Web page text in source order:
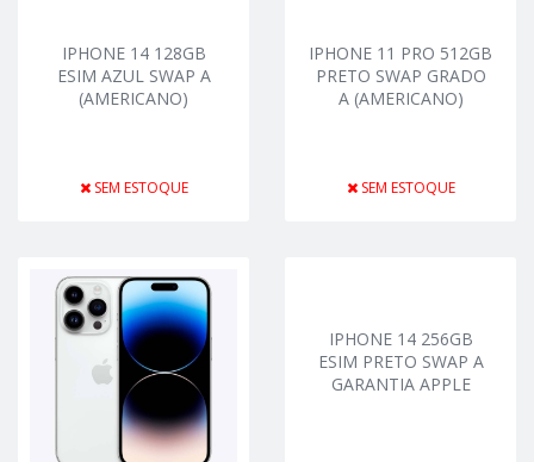
IPHONE 14 128GB
ESIM AZUL SWAP A
(AMERICANO)
SEM ESTOQUE
IPHONE 11 PRO 512GB
PRETO SWAP GRADO
A (AMERICANO)
SEM ESTOQUE
IPHONE 14 256GB
ESIM PRETO SWAP A
GARANTIA APPLE